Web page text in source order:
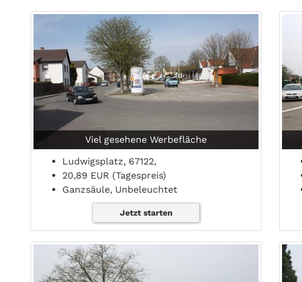
Viel gesehene Werbefläche
Ludwigsplatz, 67122,
20,89 EUR (Tagespreis)
Ganzsäule, Unbeleuchtet
Jetzt starten